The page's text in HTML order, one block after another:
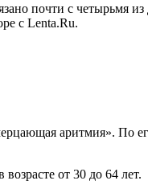
почти с четырьмя из
с Lenta.Ru.
аритмия». По
от 30 до 64 лет.